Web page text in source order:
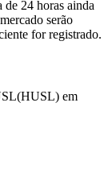
de 24 horas ainda
serão
for registrado.
em